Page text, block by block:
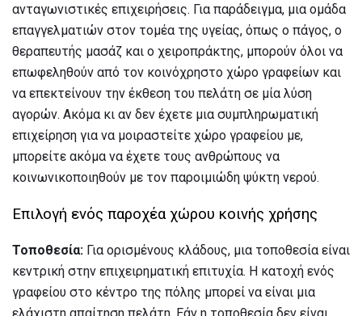
ανταγωνιστικές επιχειρήσεις. Για παράδειγμα, μια ομάδα
επαγγελματιών στον τομέα της υγείας, όπως ο πάγος, ο
θεραπευτής μασάζ και ο χειροπράκτης, μπορούν όλοι να
επωφεληθούν από τον κοινόχρηστο χώρο γραφείων και
να επεκτείνουν την έκθεση του πελάτη σε μία λύση
αγορών. Ακόμα κι αν δεν έχετε μια συμπληρωματική
επιχείρηση για να μοιραστείτε χώρο γραφείου με,
μπορείτε ακόμα να έχετε τους ανθρώπους να
κοινωνικοποιηθούν με τον παροιμιώδη ψύκτη νερού.
Επιλογή ενός παροχέα χώρου κοινής χρήσης
Τοποθεσία: Για ορισμένους κλάδους, μια τοποθεσία είναι
κεντρική στην επιχειρηματική επιτυχία. Η κατοχή ενός
γραφείου στο κέντρο της πόλης μπορεί να είναι μια